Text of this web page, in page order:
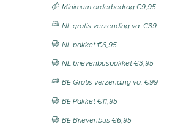
Minimum orderbedrag €9,95
NL gratis verzending va. €39
NL pakket €6,95
NL brievenbuspakket €3,95
BE Gratis verzending va. €99
BE Pakket €11,95
BE Brievenbus €6,95